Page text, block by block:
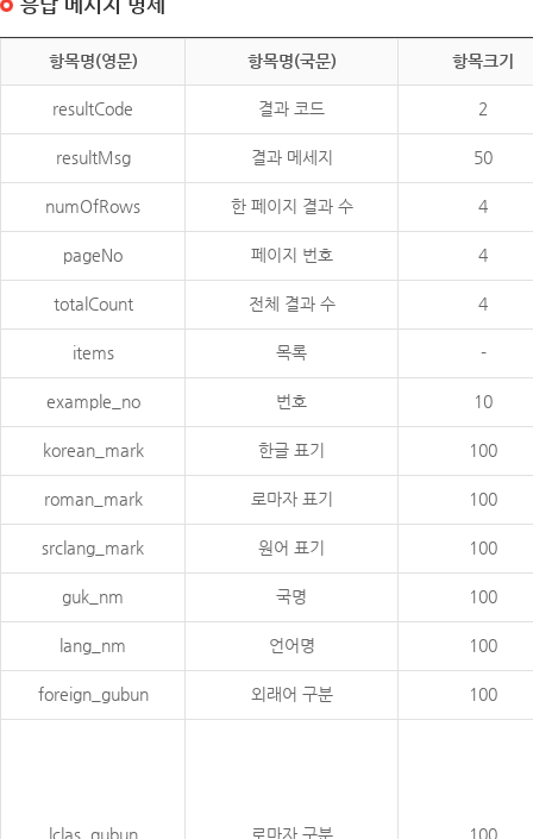
응답 메시지 명세
항목명(영문) 항목명(국문) 항목크기
resultCode 결과 코드 2
resultMsg 결과 메세지 50
numOfRows 한 페이지 결과 수 4
pageNo 페이지 번호 4
totalCount 전체 결과 수 4
items 목록 -
example_no 번호 10
korean_mark 한글 표기 100
roman_mark 로마자 표기 100
srclang_mark 원어 표기 100
guk_nm 국명 100
lang_nm 언어명 100
foreign_gubun 외래어 구분 100
lclas_gubun 로마자 구분 100